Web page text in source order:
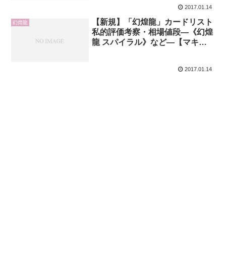
2017.01.14
幻煌龍
【新規】「幻煌龍」カードリスト
私的評価考察・相場値段―《幻煌
龍 スパイラル》など―【マキシ
2017.01.14